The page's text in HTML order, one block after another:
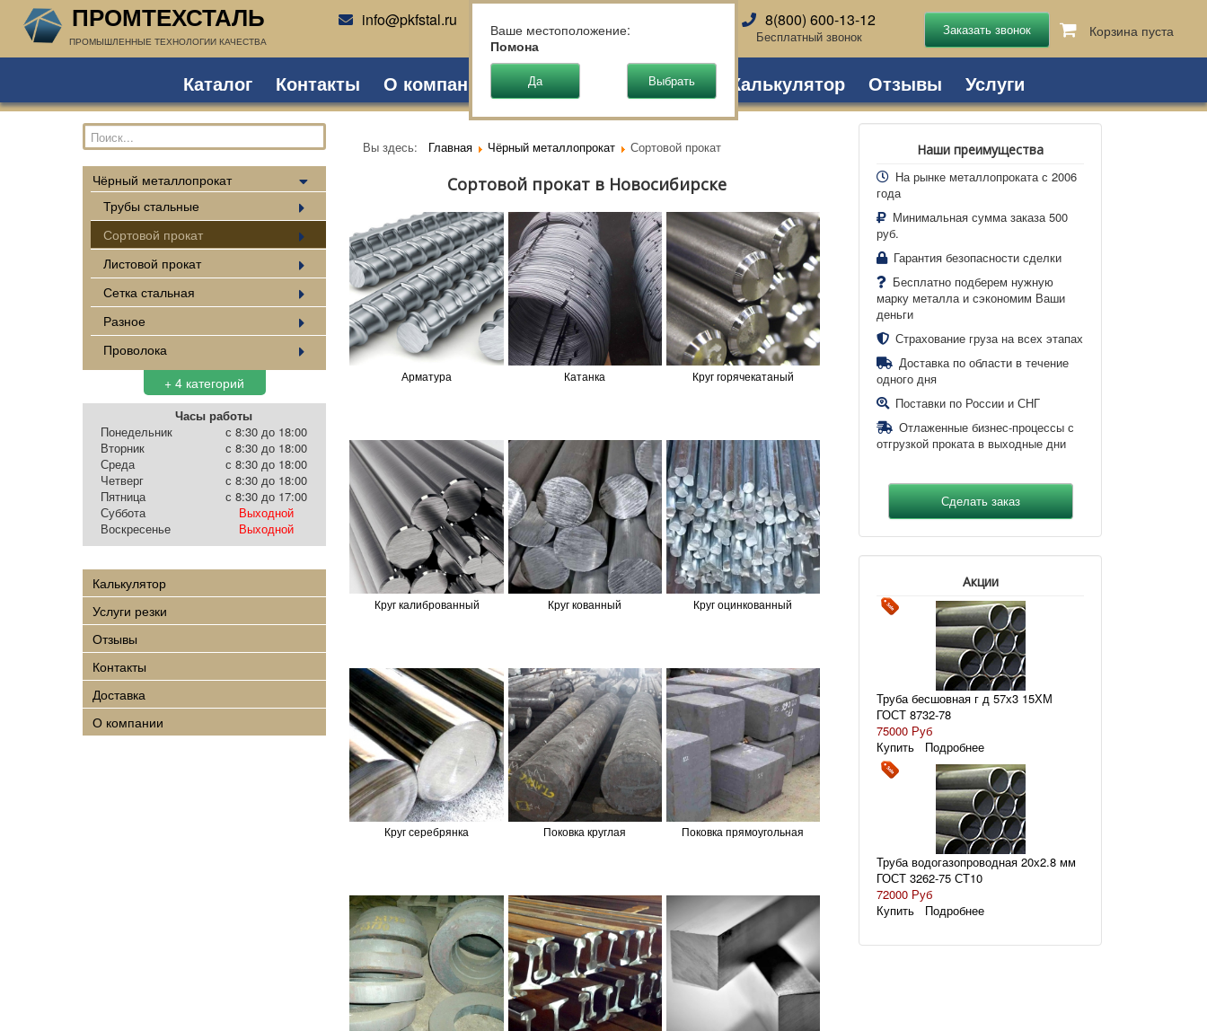
ПРОМТЕХСТАЛЬ
ПРОМЫШЛЕННЫЕ ТЕХНОЛОГИИ КАЧЕСТВА
info@pkfstal.ru 8(800) 600-13-12
Бесплатный звонок Корзина пуста
Каталог Контакты О компании Партнеры Доставка Калькулятор Отзывы Услуги
Чёрный металлопрокат
Трубы стальные
Сортовой прокат
Листовой прокат
Сетка стальная
Разное
Проволока
+ 4 категорий
Часы работы
Понедельник
с 8:30 до 18:00
Вторник
с 8:30 до 18:00
Среда
с 8:30 до 18:00
Четверг
с 8:30 до 18:00
Пятница
с 8:30 до 17:00
Суббота
Выходной
Воскресенье
Выходной
Калькулятор
Услуги резки
Отзывы
Контакты
Доставка
О компании
Вы здесь: Главная Чёрный металлопрокат Сортовой прокат
Сортовой прокат в Новосибирске
Арматура Катанка Круг горячекатаный
Круг калиброванный Круг кованный Круг оцинкованный
Круг серебрянка Поковка круглая Поковка прямоугольная
Наши преимущества
На рынке металлопроката с 2006
года
Минимальная сумма заказа 500
руб.
Гарантия безопасности сделки
Бесплатно подберем нужную
марку металла и сэкономим Ваши
деньги
Страхование груза на всех этапах
Доставка по области в течение
одного дня
Поставки по России и СНГ
Отлаженные бизнес-процессы с
отгрузкой проката в выходные дни
Акции
Труба бесшовная г д 57х3 15ХМ
ГОСТ 8732-78
75000 Руб
Купить
Подробнее
Труба водогазопроводная 20х2.8 мм
ГОСТ 3262-75 СТ10
72000 Руб
Купить
Подробнее
Ваше местоположение:
Помона